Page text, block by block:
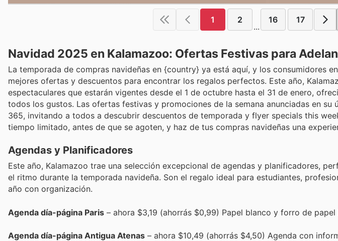
1 2
...
16 17
Navidad 2025 en Kalamazoo: Ofertas Festivas para
La temporada de compras navideñas en {country} ya está aquí, y los consumidores
mejores ofertas y descuentos para encontrar los regalos perfectos. Este año,
espectaculares que estarán vigentes desde el 1 de octubre hasta el 31 de enero,
todos los gustos. Las ofertas festivas y promociones de la semana anunciadas en
365, invitando a todos a descubrir descuentos de temporada y flyer specials this
tiempo limitado, antes de que se agoten, y haz de tus compras navideñas una
Agendas y Planificadores
Este año, Kalamazoo trae una selección excepcional de agendas y planificadores,
el ritmo durante la temporada navideña. Son el regalo ideal para estudiantes,
año con organización.
Agenda día-página Paris – ahora $3,19 (ahorrás $0,99) Papel blanco y forro de
Agenda día-página Antigua Atenas – ahora $10,49 (ahorrás $4,50) Agenda con